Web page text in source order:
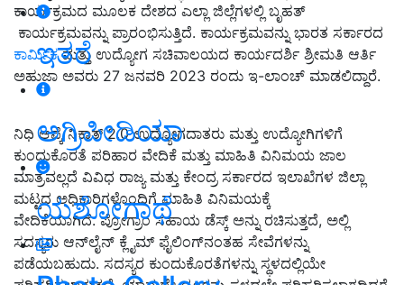
ಇತರೆ
ಅಗ್ರಿಪೀಡಿಯಾ
ಯಶೋಗಾಥೆ
ಕಾರ್ಯಕ್ರಮದ ಮೂಲಕ ದೇಶದ ಎಲ್ಲಾ ಜಿಲ್ಲೆಗಳಲ್ಲಿ ಬೃಹತ್
ಕಾರ್ಯಕ್ರಮವನ್ನು ಪ್ರಾರಂಭಿಸುತ್ತಿದೆ. ಕಾರ್ಯಕ್ರಮವನ್ನು ಭಾರತ ಸರ್ಕಾರದ
ಕಾರ್ಮಿಕಮತ್ತು ಉದ್ಯೋಗ ಸಚಿವಾಲಯದ ಕಾರ್ಯದರ್ಶಿ ಶ್ರೀಮತಿ ಆರ್ತಿ
ಅಹುಜಾ ಅವರು 27 ಜನವರಿ 2023 ರಂದು ಇ-ಲಾಂಚ್ ಮಾಡಲಿದ್ದಾರೆ.
ನಿಧಿ ಆಪ್ಕೆ ನಿಕಾತ್ 2.0 ಉದ್ಯೋಗದಾತರು ಮತ್ತು ಉದ್ಯೋಗಿಗಳಿಗೆ
ಕುಂದುಕೊರತೆ ಪರಿಹಾರ ವೇದಿಕೆ ಮತ್ತು ಮಾಹಿತಿ ವಿನಿಮಯ ಜಾಲ
ಮಾತ್ರವಲ್ಲದೆ ವಿವಿಧ ರಾಜ್ಯ ಮತ್ತು ಕೇಂದ್ರ ಸರ್ಕಾರದ ಇಲಾಖೆಗಳ ಜಿಲ್ಲಾ
ಮಟ್ಟದ ಅಧಿಕಾರಿಗಳೊಂದಿಗೆ ಮಾಹಿತಿ ವಿನಿಮಯಕ್ಕೆ
ವೇದಿಕೆಯಾಗಿದೆ. ಪ್ರೋಗ್ರಾಂ ಸಹಾಯ ಡೆಸ್ಕ್ ಅನ್ನು ರಚಿಸುತ್ತದೆ, ಅಲ್ಲಿ
ಸದಸ್ಯರು ಆನ್‌ಲೈನ್ ಕ್ಲೈಮ್ ಫೈಲಿಂಗ್‌ನಂತಹ ಸೇವೆಗಳನ್ನು
ಪಡೆಯಬಹುದು. ಸದಸ್ಯರ ಕುಂದುಕೊರತೆಗಳನ್ನು ಸ್ಥಳದಲ್ಲಿಯೇ